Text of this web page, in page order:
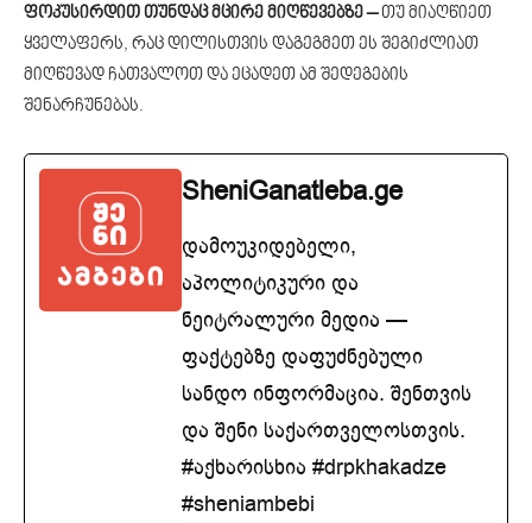
ფოკუსირდით თუნდაც მცირე მიღწევებზე –თუ მიაღწიეთ
ყველაფერს, რაც დილისთვის დაგეგმეთ ეს შეგიძლიათ
მიღწევად ჩათვალოთ და ეცადეთ ამ შედეგების
შენარჩუნებას.
SheniGanatleba.ge
დამოუკიდებელი,
აპოლიტიკური და
ნეიტრალური მედია —
ფაქტებზე დაფუძნებული
სანდო ინფორმაცია. შენთვის
და შენი საქართველოსთვის.
#აქხარისხია #drpkhakadze
#sheniambebi